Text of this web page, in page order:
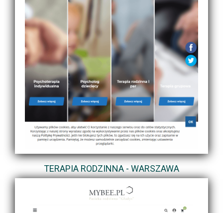
TERAPIA RODZINNA - WARSZAWA